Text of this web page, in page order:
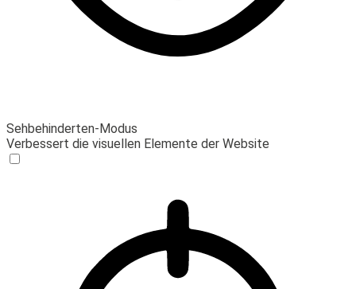
Sehbehinderten-Modus
Verbessert die visuellen Elemente der Website